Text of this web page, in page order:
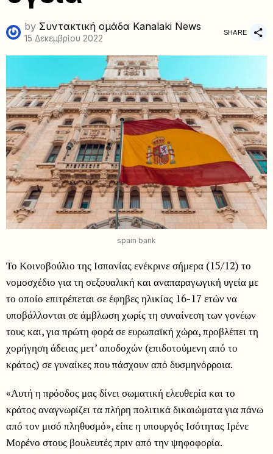
by Συντακτική ομάδα Kanalaki News
15 Δεκεμβρίου 2022
SHARE
spain bank
Το Κοινοβούλιο της Ισπανίας ενέκρινε σήμερα (15/12) το
νομοσχέδιο για τη σεξουαλική και αναπαραγωγική υγεία με
το οποίο επιτρέπεται σε έφηβες ηλικίας 16-17 ετών να
υποβάλλονται σε άμβλωση χωρίς τη συναίνεση των γονέων
τους και, για πρώτη φορά σε ευρωπαϊκή χώρα, προβλέπει τη
χορήγηση άδειας μετ’ αποδοχών (επιδοτούμενη από το
κράτος) σε γυναίκες που πάσχουν από δυσμηνόρροια.
«Αυτή η πρόοδος μας δίνει σωματική ελευθερία και το
κράτος αναγνωρίζει τα πλήρη πολιτικά δικαιώματα για πάνω
από τον μισό πληθυσμό», είπε η υπουργός Ισότητας Ιρένε
Μορένο στους βουλευτές πριν από την ψηφοφορία.